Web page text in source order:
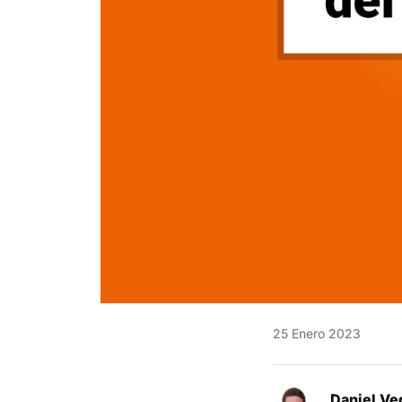
25 Enero 2023